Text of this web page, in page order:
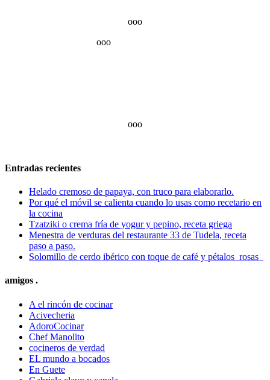
ooo
ooo
ooo
Entradas recientes
Helado cremoso de papaya, con truco para elaborarlo.
Por qué el móvil se calienta cuando lo usas como recetario en
la cocina
Tzatziki o crema fría de yogur y pepino, receta griega
Menestra de verduras del restaurante 33 de Tudela, receta
paso a paso.
Solomillo de cerdo ibérico con toque de café y pétalos rosas
amigos .
A el rincón de cocinar
Acivecheria
AdoroCocinar
Chef Manolito
cocineros de verdad
EL mundo a bocados
En Guete